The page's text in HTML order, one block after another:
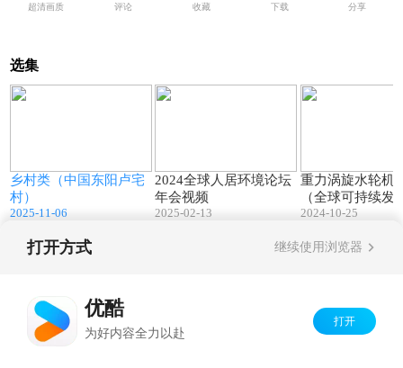
超清画质 评论 收藏 下载 分享
选集
乡村类（中国东阳卢宅
村）
2025-11-06
2024全球人居环境论坛
年会视频
2025-02-13
重力涡旋水轮机
（全球可持续发
奖）.mov
2024-10-25
打开方式 继续使用浏览器
优酷
为好内容全力以赴
打开